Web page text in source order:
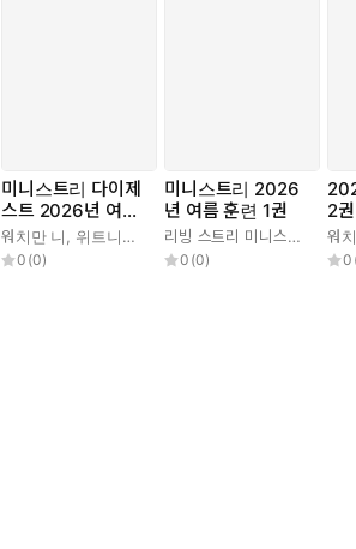
미니스트리 다이제
스트 2026년 여름
훈련 1권
워치만 니 위트니스 리
0 (0)
미니스트리 2026
년 여름 훈련 1권
리빙 스트리 미니스트리 편집부
0 (0)
2권
워
0